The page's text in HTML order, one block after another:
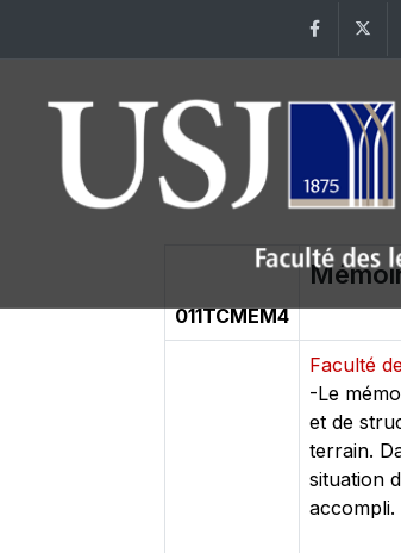
011TCMEM4
Faculté
-Le
et de
terrain.
situation
accompli.